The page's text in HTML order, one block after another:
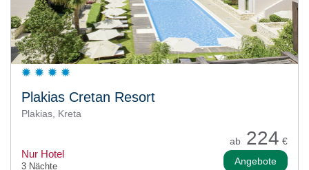
Plakias Cretan Resort
Plakias, Kreta
ab 224 €
Nur Hotel
3 Nächte Angebote